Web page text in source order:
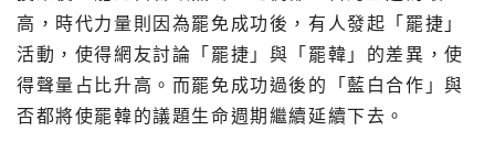
高，時代力量則因為罷免成功後，有人發起「罷捷」
活動，使得網友討論「罷捷」與「罷韓」的差異，使
得聲量占比升高。而罷免成功過後的「藍白合作」與
否都將使罷韓的議題生命週期繼續延續下去。